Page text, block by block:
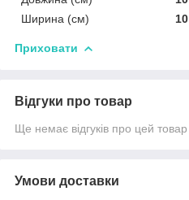
Ширина (см)
10
Приховати
Відгуки про товар
Ще немає відгуків про цей товар
Умови доставки